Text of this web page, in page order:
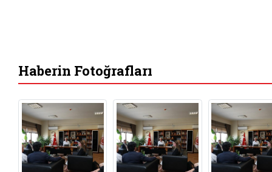
Haberin Fotoğrafları